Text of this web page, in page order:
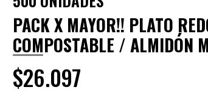
PACK X MAYOR!! PLATO
COMPOSTABLE / ALMIDÓN
$26.097